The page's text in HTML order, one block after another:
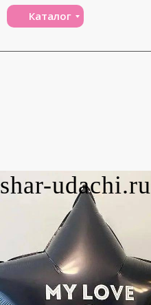
Каталог
shar-udachi.ru